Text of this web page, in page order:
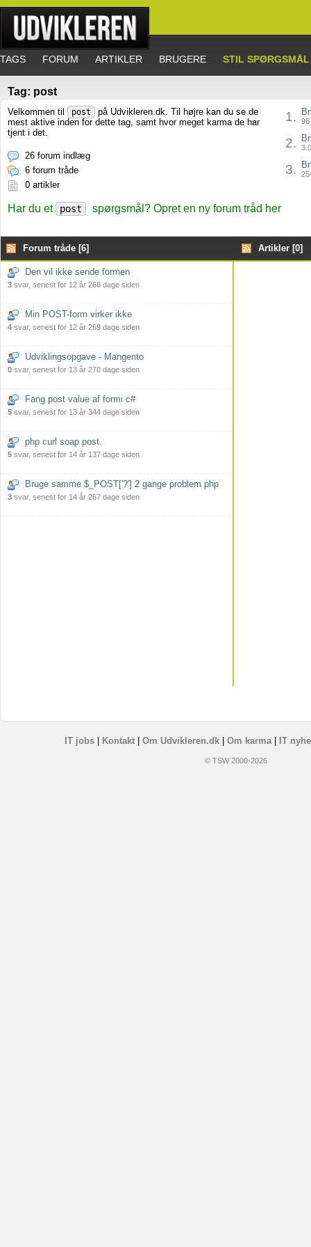
TAGS FORUM ARTIKLER BRUGERE STIL SPØRGSMÅL
Tag: post
Velkommen til post
på Udvikleren.dk. Til højre kan du se de
mest aktive inden for dette tag, samt hvor meget karma de har
tjent i det.
26 forum indlæg
6 forum tråde
0 artikler
1.
2.
3.
Har du et post spørgsmål? Opret en ny forum tråd her
Forum tråde [6] Artikler [0]
Den vil ikke sende formen
3 svar, senest for 12 år 268 dage siden
Min POST-form virker ikke
4 svar, senest for 12 år 269 dage siden
Udviklingsopgave - Mangento
0 svar, senest for 13 år 270 dage siden
Fang post value af formi c#
5 svar, senest for 13 år 344 dage siden
php curl soap post.
5 svar, senest for 14 år 137 dage siden
Bruge samme $_POST['?'] 2 gange problem php
3 svar, senest for 14 år 267 dage siden
IT jobs| Kontakt| Om Udvikleren.dk| Om karma| IT
© TSW 2000-2026